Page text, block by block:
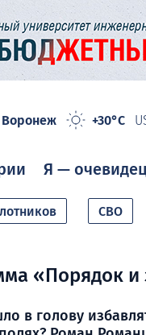
Воронеж +30°C
Я —
СВО
«Порядок и
в голову